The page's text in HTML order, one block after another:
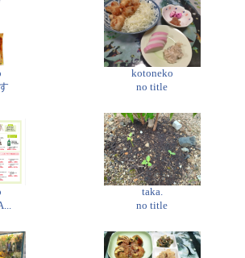
kotoneko
no title
taka.
no title